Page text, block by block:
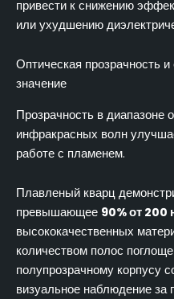
привести к снижению
или ухудшению
Оптическая прозрачность
значение
Прозрачность в диапазоне
инфракрасных волн
работе с пламенем.
Плавленый кварц
превышающее 90% от 200
высококачественных
количеством полос
полупрозрачному корпусу
визуальное наблюдение за